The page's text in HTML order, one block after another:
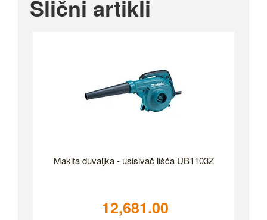
Slični artikli
Makita duvaljka - usisivač lišća UB1103Z
12,681.00